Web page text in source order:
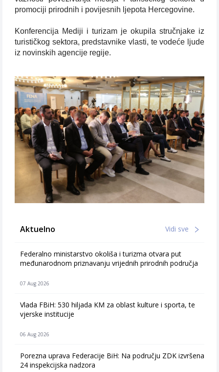
promociji prirodnih i povijesnih ljepota Hercegovine.
Konferencija Mediji i turizam je okupila stručnjake iz
turističkog sektora, predstavnike vlasti, te vodeće ljude
iz novinskih agencije regije.
Aktuelno Vidi sve
Federalno ministarstvo okoliša i turizma otvara put
međunarodnom priznavanju vrijednih prirodnih područja
07 Aug 2026
Vlada FBiH: 530 hiljada KM za oblast kulture i sporta, te
vjerske institucije
06 Aug 2026
Porezna uprava Federacije BiH: Na području ZDK izvršena
24 inspekcijska nadzora